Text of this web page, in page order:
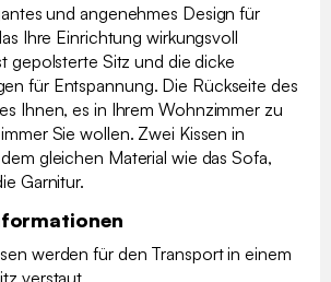
und angenehmes Design für
Ihre Einrichtung wirkungsvoll
gepolsterte Sitz und die dicke
für Entspannung. Die Rückseite des
Ihnen, es in Ihrem Wohnzimmer zu
Sie wollen. Zwei Kissen in
gleichen Material wie das Sofa,
Garnitur.
werden für den Transport in einem
verstaut